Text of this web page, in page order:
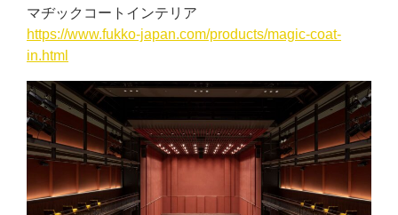
マヂックコートインテリア
https://www.fukko-japan.com/products/magic-coat-
in.html